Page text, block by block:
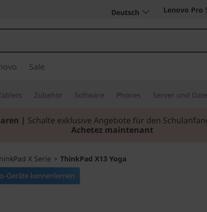
Deutsch Lenovo Pro
Sale
Zubehör Software Phones Server und
Tablets IPersönlich, leistungsstark, mobil.
X Serie > ThinkPad X13 Yoga